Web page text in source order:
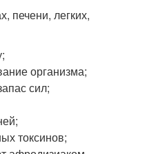
печени, легких,
организма;
сил;
токсинов;